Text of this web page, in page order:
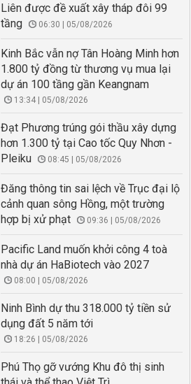
Liên được đề xuất xây tháp đôi 99
tầng
06:30 | 05/08/2026
Kinh Bắc vẫn nợ Tân Hoàng Minh hơn
1.800 tỷ đồng từ thương vụ mua lại
dự án 100 tầng gần Keangnam
13:34 | 05/08/2026
Đạt Phương trúng gói thầu xây dựng
hơn 1.300 tỷ tại Cao tốc Quy Nhơn -
Pleiku
08:45 | 05/08/2026
Đăng thông tin sai lệch về Trục đại lộ
cảnh quan sông Hồng, một trường
hợp bị xử phạt
09:36 | 05/08/2026
Pacific Land muốn khởi công 4 toà
nhà dự án HaBiotech vào 2027
08:00 | 05/08/2026
Ninh Bình dự thu 318.000 tỷ tiền sử
dụng đất 5 năm tới
18:26 | 05/08/2026
Phú Thọ gỡ vướng Khu đô thị sinh